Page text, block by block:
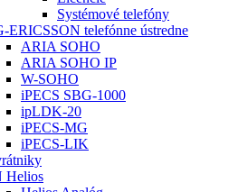
Systémové telefóny
ERICSSON telefónne ústredne
ARIA SOHO
ARIA SOHO IP
W-SOHO
iPECS SBG-1000
ipLDK-20
iPECS-MG
iPECS-LIK
Helios